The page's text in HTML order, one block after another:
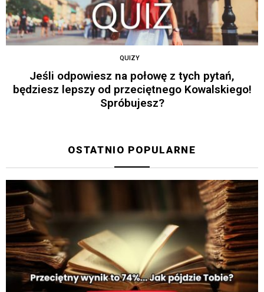
QUIZY
Jeśli odpowiesz na połowę z tych pytań,
będziesz lepszy od przeciętnego Kowalskiego!
Spróbujesz?
OSTATNIO POPULARNE